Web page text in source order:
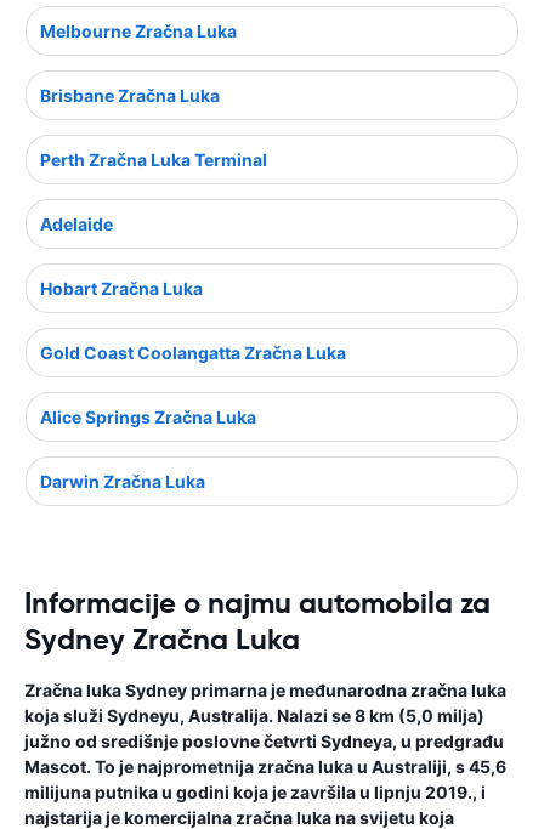
Melbourne Zračna Luka
Brisbane Zračna Luka
Perth Zračna Luka Terminal
Adelaide
Hobart Zračna Luka
Gold Coast Coolangatta Zračna Luka
Alice Springs Zračna Luka
Darwin Zračna Luka
Informacije o najmu automobila za
Sydney Zračna Luka
Zračna luka Sydney primarna je međunarodna zračna luka
koja služi Sydneyu, Australija. Nalazi se 8 km (5,0 milja)
južno od središnje poslovne četvrti Sydneya, u predgrađu
Mascot. To je najprometnija zračna luka u Australiji, s 45,6
milijuna putnika u godini koja je završila u lipnju 2019., i
najstarija je komercijalna zračna luka na svijetu koja